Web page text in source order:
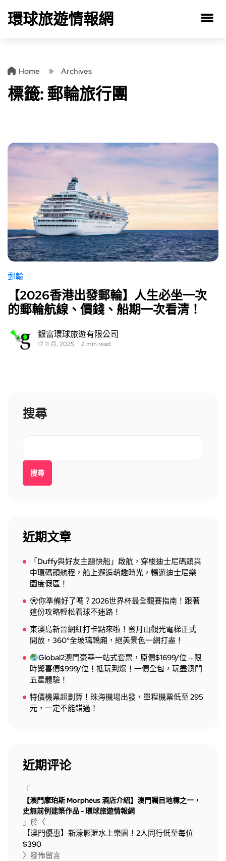
環球旅遊情報網
Home Archives
標籤:郵輪旅行團
郵輪
【2026香港出發郵輪】人生必坐一次
的郵輪航線、價錢、船期一次看清！
銀富環球旅遊有限公司
17 11 月, 2025 2 min read
搜尋
搜尋
近期文章
「Duffy與好友主題快船」啟航，穿梭迪士尼碼頭與
中環碼頭航程，船上邂逅萌趣時光，暢遊迪士尼樂
園度假區！
你準備好了嗎？2026世界杯最全觀賽指南！跟著
這份攻略輕松看球不迷路！
東澳島新晉網紅打卡點來啦！蜜月山觀光電梯正式
開放，360°全玻璃轎廂，絕美景色一網打盡！
Global2澳門豪華一站式套票，原價$1699/位→限
時驚喜價$999/位！抵玩到爆！一價全包，玩盡澳門
五星體驗！
特價機票超劃算！珠海機場出發，單程機票低至 295
元，一定不能錯過！
近期评论
「
【澳門摩珀斯 Morpheus 酒店介紹】澳門矚目地標之一，
史無前例建築作品 - 環球旅遊情報網
」於〈
【澳門優惠】新濠影滙水上樂園！2人同行低至每位
$390
〉發佈留言